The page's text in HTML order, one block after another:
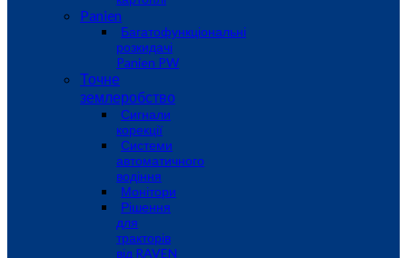
Panien
Багатофункціональні
розкидачі
Panien PW
Точне
землеробство
Сигнали
корекції
Системи
автоматичного
водіння
Монітори
Рішення
для
тракторів
від RAVEN